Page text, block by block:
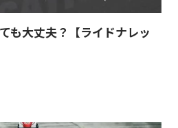
も大丈夫？【ライドナレッ